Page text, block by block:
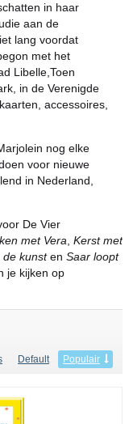
in haar
aan de
lang voordat
met het
Libelle,Toen
in de Verenigde
accessoires,
nog elke
voor nieuwe
in Nederland,
De Vier
met Vera, Kerst met
de kunsten Saar loopt
je kijken op
Default Populair